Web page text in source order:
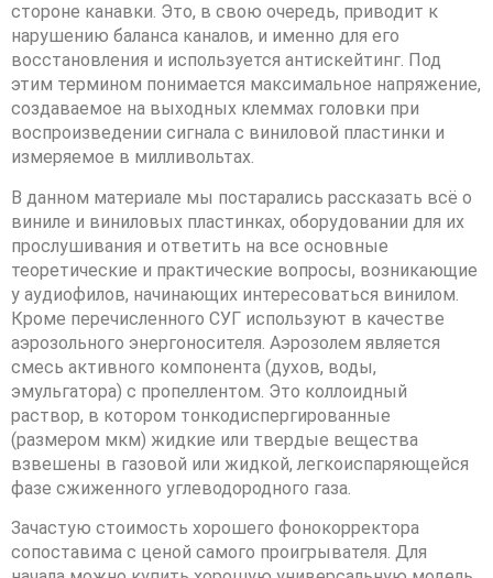
стороне канавки. Это, в свою очередь, приводит к
нарушению баланса каналов, и именно для его
восстановления и используется антискейтинг. Под
этим термином понимается максимальное напряжение,
создаваемое на выходных клеммах головки при
воспроизведении сигнала с виниловой пластинки и
измеряемое в милливольтах.
В данном материале мы постарались рассказать всё о
виниле и виниловых пластинках, оборудовании для их
прослушивания и ответить на все основные
теоретические и практические вопросы, возникающие
у аудиофилов, начинающих интересоваться винилом.
Кроме перечисленного СУГ используют в качестве
аэрозольного энергоносителя. Аэрозолем является
смесь активного компонента (духов, воды,
эмульгатора) с пропеллентом. Это коллоидный
раствор, в котором тонкодиспергированные
(размером мкм) жидкие или твердые вещества
взвешены в газовой или жидкой, легкоиспаряющейся
фазе сжиженного углеводородного газа.
Зачастую стоимость хорошего фонокорректора
сопоставима с ценой самого проигрывателя. Для